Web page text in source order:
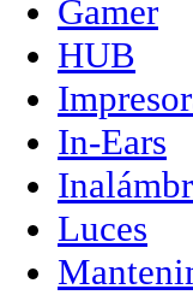
Gamer
HUB
In-Ears
Luces